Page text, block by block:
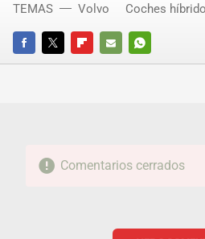
FACEBOOKTWITTERFLIPBOARD
E-
WHATSAPP
TEMAS Volvo Coches
Comentarios cerrados